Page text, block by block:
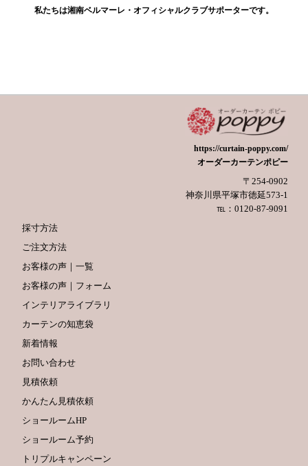
私たちは湘南ベルマーレ・オフィシャルクラブサポーターです。
https://curtain-poppy.com/
オーダーカーテンポピー
〒254-0902
神奈川県平塚市徳延573-1
℡：0120-87-9091
採寸方法
ご注文方法
お客様の声｜一覧
お客様の声｜フォーム
インテリアライブラリ
カーテンの知恵袋
新着情報
お問い合わせ
見積依頼
かんたん見積依頼
ショールームHP
ショールーム予約
トリプルキャンペーン